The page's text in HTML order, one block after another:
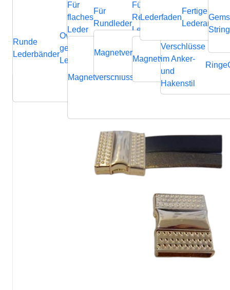
Runde
Lederbänder
Ovale
geflochtene
Lederbänder
Geflochtene
Lederschnüre
Flache
Lederschnüre
Für
flaches
Leder
Magnetverschluss
Für
Rundleder
Magnetverschluss Endverschluss
Für
Regaliz
Leder
Magnetverschluss
Verschlüsse
im Anker-
und
Hakenstil
Ringe
Lederfaden
Fertige
Lederkomponenten Für flaches Leder
Zamak magnetic claps: